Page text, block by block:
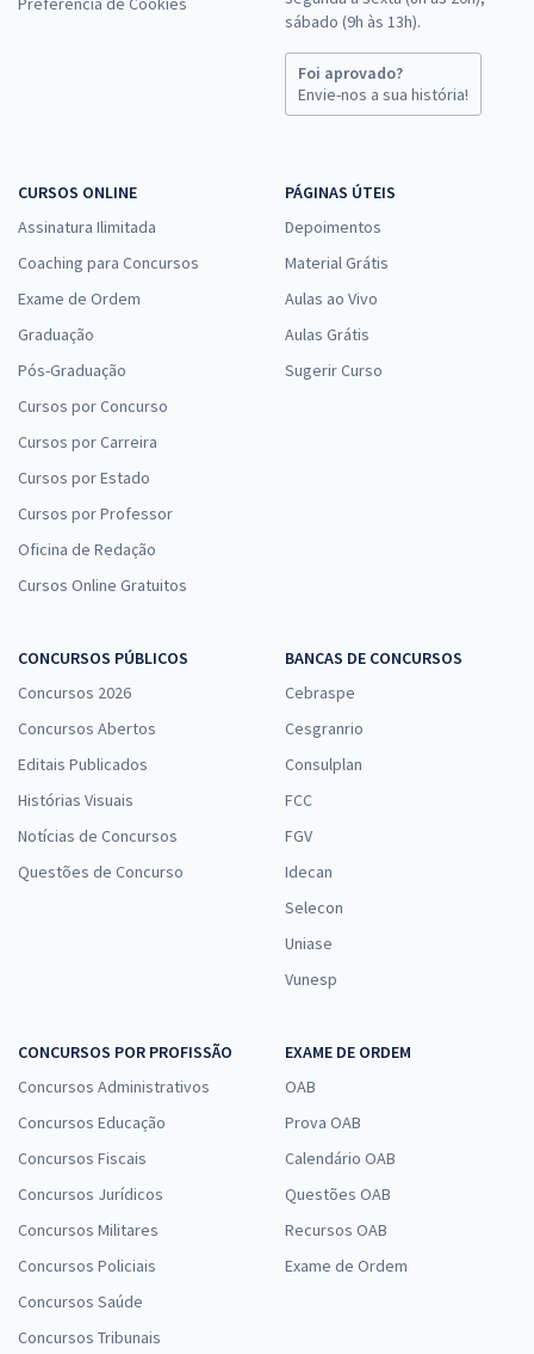
sábado (9h às 13h).
Foi aprovado?
Envie-nos a sua história!
CURSOS ONLINE
Assinatura Ilimitada
Coaching para Concursos
Exame de Ordem
Graduação
Pós-Graduação
Cursos por Concurso
Cursos por Carreira
Cursos por Estado
Cursos por Professor
Oficina de Redação
Cursos Online Gratuitos
PÁGINAS ÚTEIS
Depoimentos
Material Grátis
Aulas ao Vivo
Aulas Grátis
Sugerir Curso
CONCURSOS PÚBLICOS
Concursos 2026
Concursos Abertos
Editais Publicados
Histórias Visuais
Notícias de Concursos
Questões de Concurso
BANCAS DE CONCURSOS
Cebraspe
Cesgranrio
Consulplan
FCC
FGV
Idecan
Selecon
Uniase
Vunesp
CONCURSOS POR PROFISSÃO
Concursos Administrativos
Concursos Educação
Concursos Fiscais
Concursos Jurídicos
Concursos Militares
Concursos Policiais
Concursos Saúde
Concursos Tribunais
EXAME DE ORDEM
OAB
Prova OAB
Calendário OAB
Questões OAB
Recursos OAB
Exame de Ordem